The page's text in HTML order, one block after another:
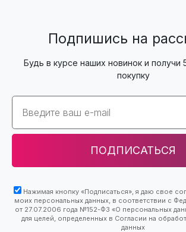
Подпишись на
Будь в курсе наших новинок и получи
покупку
Email
ПОДПИСАТЬСЯ
Нажимая кнопку «Подписаться», я даю свое
моих персональных данных, в соответствии с
от 27.07.2006 года №152-ФЗ «О персональных
для целей, определенных в Согласии на
данных